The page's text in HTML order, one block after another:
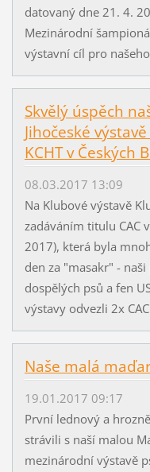
datovaný dne 21. 4.
Mezinárodní
výstavní cíl pro
Skvělý úspěch
Jihočeské
KCHT v Českých
08.03.2017 13:09
Na Klubové výstavě
zadáváním titulu CAC
2017), která byla
den za "masakr" -
dospělých psů a fen
výstavy odvezli 2x
Naše malá
19.01.2017 09:17
První lednový a
strávili s naší malou
mezinárodní výstavě